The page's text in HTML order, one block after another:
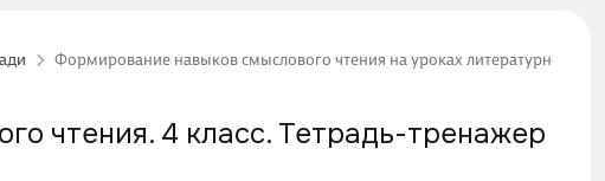
Формирование навыков смыслового чтения на уроках литературного
чтения. 4 класс. Тетрадь-тренажер